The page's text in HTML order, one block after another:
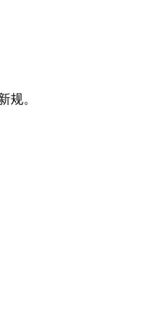
规。